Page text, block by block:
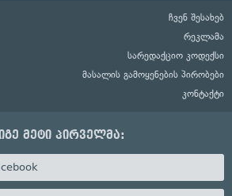
ჩვენ შესახებ
რეკლამა
სარედაქციო კოდექსი
მასალის გამოყენების პირობები
კონტაქტი
მეტი პირველმა: